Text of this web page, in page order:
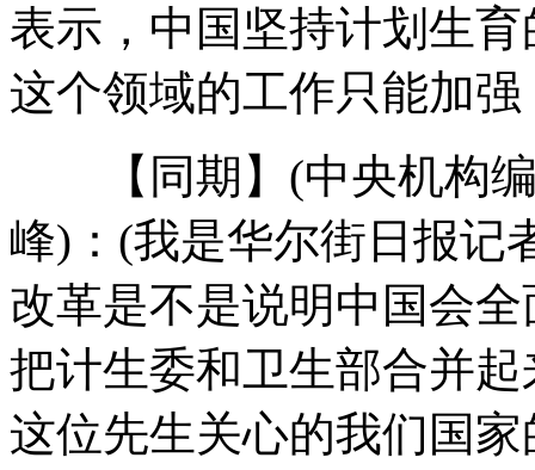
司机手伸窗外乘凉七八秒被罚款
我国中东部大风降温雨雪又将上演
实拍：牛人骑自行车也能翻滚
山西运城恶犬咬伤多人 警民合力深夜将其击毙
表示，中国坚持计划生
这个领域的工作只能加
【同期】(中央机构编
峰)：(我是华尔街日报记
改革是不是说明中国会
把计生委和卫生部合并
这位先生关心的我们国